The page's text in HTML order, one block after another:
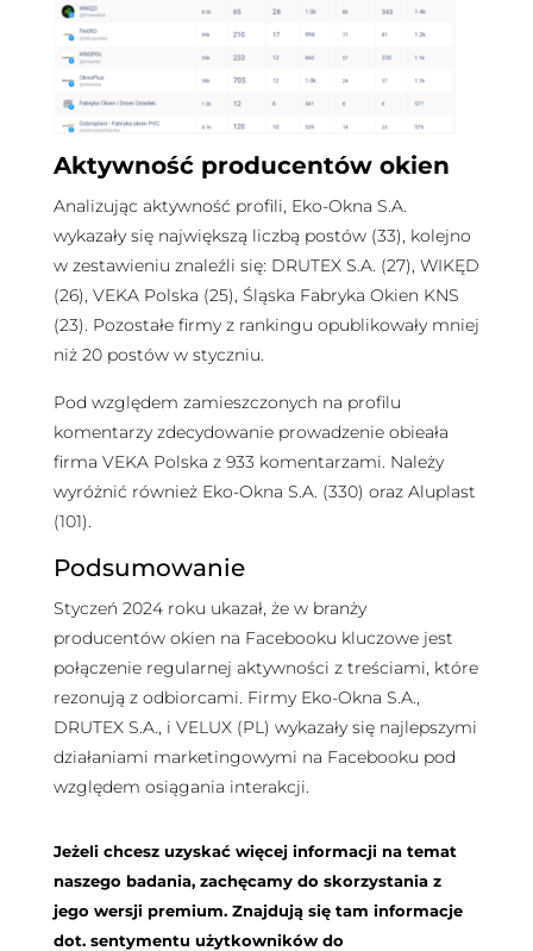
Aktywność producentów okien
Analizując aktywność profili, Eko-Okna S.A.
wykazały się największą liczbą postów (33), kolejno
w zestawieniu znaleźli się: DRUTEX S.A. (27), WIKĘD
(26), VEKA Polska (25), Śląska Fabryka Okien KNS
(23). Pozostałe firmy z rankingu opublikowały mniej
niż 20 postów w styczniu.
Pod względem zamieszczonych na profilu
komentarzy zdecydowanie prowadzenie obieała
firma VEKA Polska z 933 komentarzami. Należy
wyróżnić również Eko-Okna S.A. (330) oraz Aluplast
(101).
Podsumowanie
Styczeń 2024 roku ukazał, że w branży
producentów okien na Facebooku kluczowe jest
połączenie regularnej aktywności z treściami, które
rezonują z odbiorcami. Firmy Eko-Okna S.A.,
DRUTEX S.A., i VELUX (PL) wykazały się najlepszymi
działaniami marketingowymi na Facebooku pod
względem osiągania interakcji.
Jeżeli chcesz uzyskać więcej informacji na temat
naszego badania, zachęcamy do skorzystania z
jego wersji premium. Znajdują się tam informacje
dot. sentymentu użytkowników do